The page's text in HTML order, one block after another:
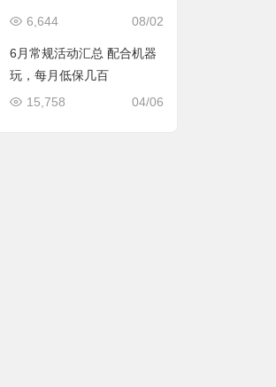
08/02
6,644
6月常规活动汇总 配合机器
玩，每月低保几百
04/06
15,758